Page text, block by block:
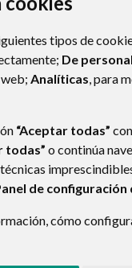
tipos de
De
Analíticas, para
“Aceptar todas”
todas” o continúa
de configuración
cómo